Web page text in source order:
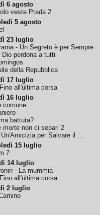
6 agosto
veste Prada 2
5 agosto
23 luglio
- Un Segreto è per Sempre
perdona a tutti
della Repubblica
17 luglio
all'ultima corsa
16 luglio
comune
battuta?
morte non ci separi 2
per Salvare il ...
15 luglio
7
14 luglio
- La mummia
all'ultima corsa
2 luglio